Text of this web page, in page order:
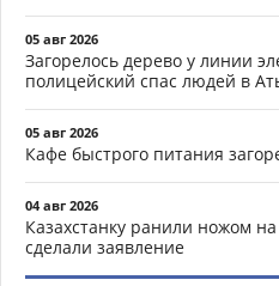
05 авг 2026
Загорелось дерево у линии
полицейский спас людей в
05 авг 2026
Кафе быстрого питания
04 авг 2026
Казахстанку ранили ножом
сделали заявление